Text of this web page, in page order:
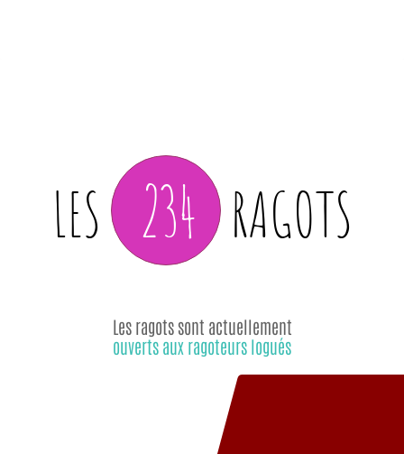
LES 234 RAGOTS
Les ragots sont actuellement
ouverts aux ragoteurs logués